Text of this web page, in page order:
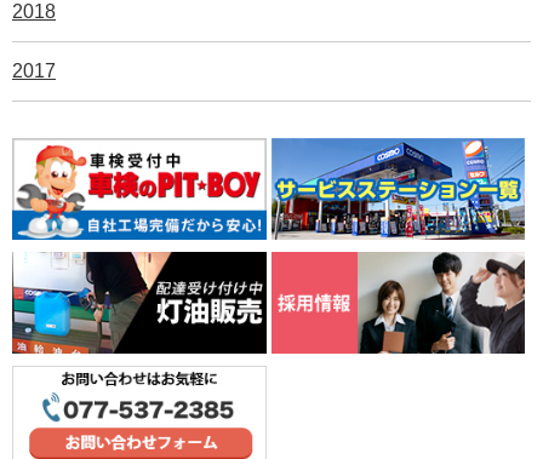
2018
2017